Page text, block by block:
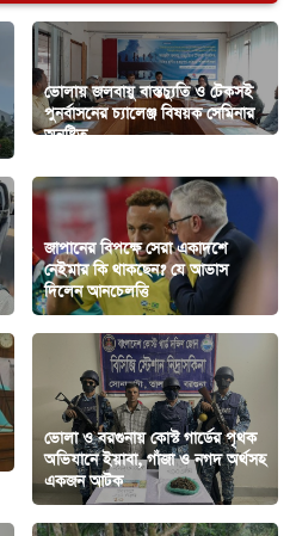
ভোলায় জলবায়ু বাস্তচ্যুতি ও টেকসই
পুনর্বাসনের চ্যালেঞ্জ বিষয়ক সেমিনার
অনুষ্টিত
জাপানের বিপক্ষে সেরা একাদশে
নেইমার কি থাকছেন? যে আভাস
দিলেন আনচেলত্তি
ভোলা ও বরগুনায় কোস্ট গার্ডের পৃথক
অভিযানে ইয়াবা, গাঁজা ও নগদ অর্থসহ
একজন আটক